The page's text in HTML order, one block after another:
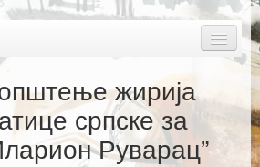
жирија
српске за
Руварац”